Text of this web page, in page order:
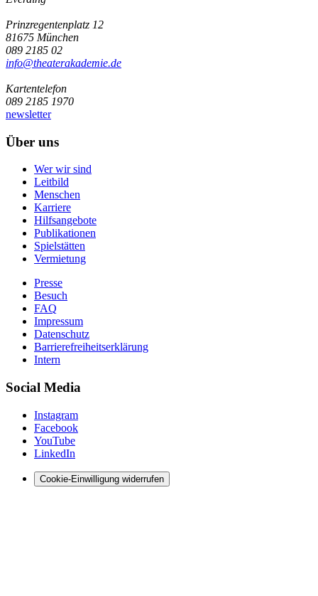
Prinzregentenplatz 12
81675 München
089 2185 02
info@­theaterakademie.de
Kartentelefon
089 2185 1970
newsletter
Über uns
Wer wir sind
Leitbild
Menschen
Karriere
Hilfsangebote
Publikationen
Spielstätten
Vermietung
Presse
Besuch
FAQ
Impressum
Datenschutz
Barrierefreiheitserklärung
Intern
Social Media
Instagram
Facebook
YouTube
LinkedIn
Cookie-Einwilligung widerrufen